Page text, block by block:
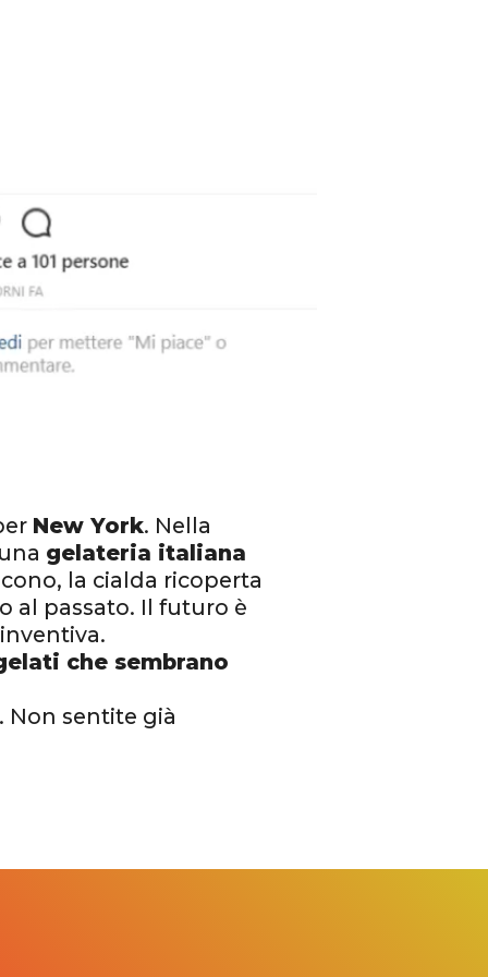
New York. Nella
gelateria italiana
la cialda ricoperta
al passato. Il futuro è
che sembrano
sentite già